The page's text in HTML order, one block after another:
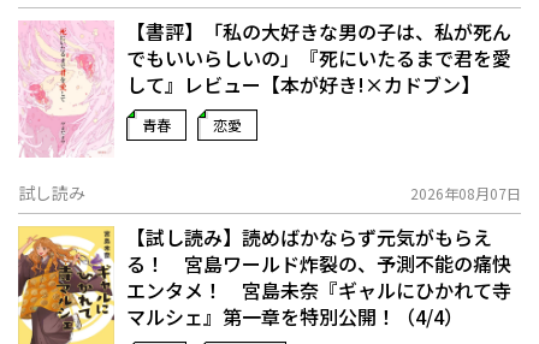
【書評】「私の大好きな男の子は、私が死ん
でもいいらしいの」――『死にいたるまで君を愛
して』レビュー【本が好き!×カドブン】
青春 恋愛
試し読み 2026年08月07日
【試し読み】読めばかならず元気がもらえ
る！ 宮島ワールド炸裂の、予測不能の痛快
エンタメ！ 宮島未奈『ギャルにひかれて寺
マルシェ』第一章を特別公開！（4/4）